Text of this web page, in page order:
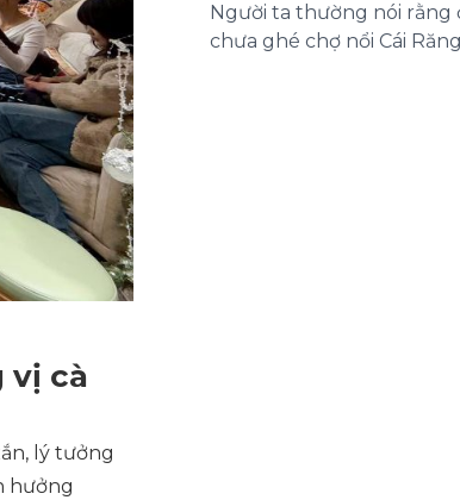
vị cà
lý tưởng
hưởng
Người ta thường nói rằng
chưa ghé chợ nổi Cái